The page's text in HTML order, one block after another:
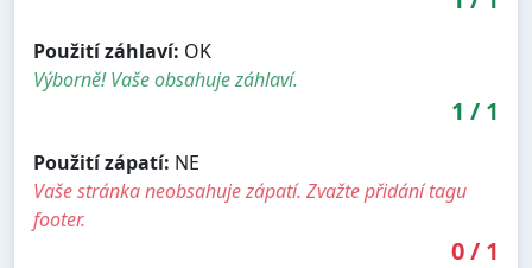
Použití záhlaví: OK
Výborně! Vaše obsahuje záhlaví.
1 / 1
Použití zápatí: NE
Vaše stránka neobsahuje zápatí. Zvažte přidání tagu
footer.
0/ 1